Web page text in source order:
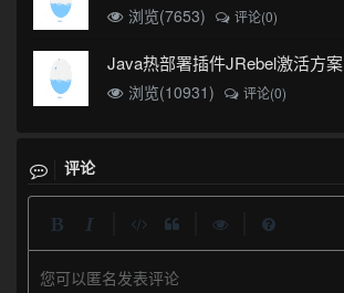
浏览(7653) 评论(0)
Java热部署插件JRebel激活方案
浏览(10931) 评论(0)
评论
您可以匿名发表评论